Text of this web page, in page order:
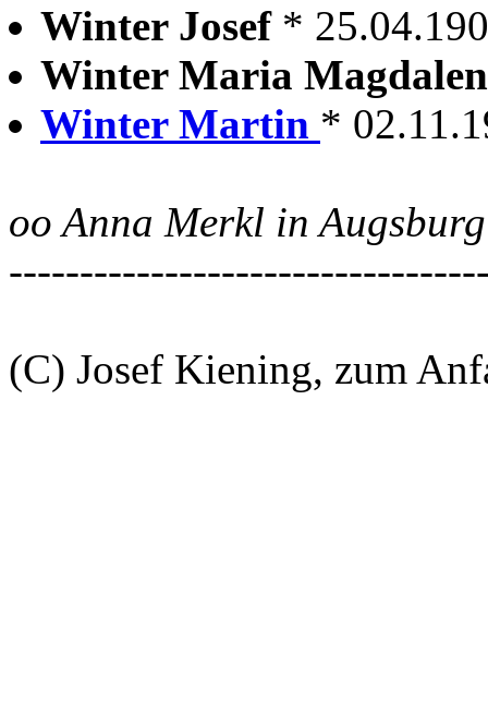
Winter Josef *
Winter Maria
Winter Martin *
oo Anna Merkl in
(C) Josef Kiening, zum